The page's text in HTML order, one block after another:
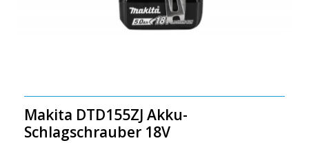
Makita DTD155ZJ Akku-
Schlagschrauber 18V